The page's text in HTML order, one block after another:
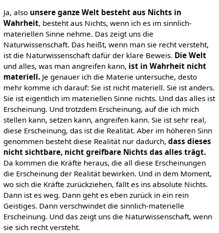
Ja, also unsere ganze Welt besteht aus Nichts in
Wahrheit, besteht aus Nichts, wenn ich es im sinnlich-
materiellen Sinne nehme. Das zeigt uns die
Naturwissenschaft. Das heißt, wenn man sie recht versteht,
ist die Naturwissenschaft dafür der klare Beweis. Die Welt
und alles, was man angreifen kann, ist in Wahrheit nicht
materiell.Je genauer ich die Materie untersuche, desto
mehr komme ich darauf: Sie ist nicht materiell. Sie ist anders.
Sie ist eigentlich im materiellen Sinne nichts. Und das alles ist
Erscheinung. Und trotzdem Erscheinung, auf die ich mich
stellen kann, setzen kann, angreifen kann. Sie ist sehr real,
diese Erscheinung, das ist die Realität. Aber im höheren Sinn
genommen besteht diese Realität nur dadurch, dass dieses
nicht sichtbare, nicht greifbare Nichts das alles trägt.
Da kommen die Kräfte heraus, die all diese Erscheinungen
die Erscheinung der Realität bewirken. Und in dem Moment,
wo sich die Kräfte zurückziehen, fällt es ins absolute Nichts.
Dann ist es weg. Dann geht es eben zurück in ein rein
Geistiges. Dann verschwindet die sinnlich-materielle
Erscheinung. Und das zeigt uns die Naturwissenschaft, wenn
sie sich recht versteht.